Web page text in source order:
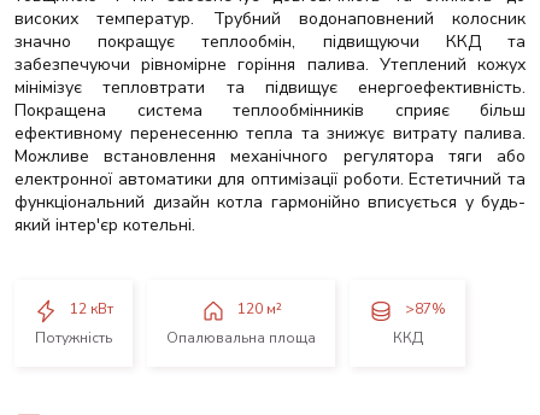
високих температур. Трубний водонаповнений колосник
значно покращує теплообмін, підвищуючи ККД та
забезпечуючи рівномірне горіння палива. Утеплений кожух
мінімізує тепловтрати та підвищує енергоефективність.
Покращена система теплообмінників сприяє більш
ефективному перенесенню тепла та знижує витрату палива.
Можливе встановлення механічного регулятора тяги або
електронної автоматики для оптимізації роботи. Естетичний та
функціональний дизайн котла гармонійно вписується у будь-
який інтер'єр котельні.
12 кВт
Потужність
120 м²
Опалювальна площа
>87%
ККД